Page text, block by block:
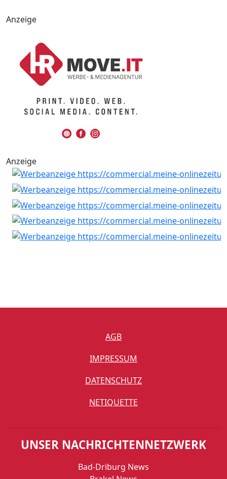
Anzeige
Anzeige
AGB
IMPRESSUM
DATENSCHUTZ
NETIQUETTE
UNSER NACHRICHTENNETZWERK
Bad-Driburg News